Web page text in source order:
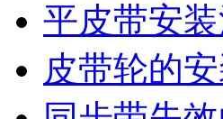
平皮带安
皮带轮的